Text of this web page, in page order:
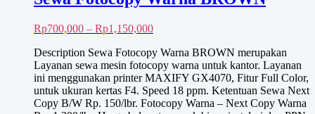
Rp700,000 – Rp1,150,000Rentang
Rp700,000
hingga
Rp1,150,000
Description Sewa Fotocopy Warna BROWN merupakan
Layanan sewa mesin fotocopy warna untuk kantor. Layanan
ini menggunakan printer MAXIFY GX4070, Fitur Full Color,
untuk ukuran kertas F4. Speed 18 ppm. Ketentuan Sewa Next
Copy B/W Rp. 150/lbr. Fotocopy Warna – Next Copy Warna